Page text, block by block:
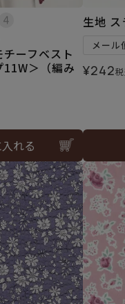
チーフベスト
＞（編み
れる
生地 ス
メール
¥242